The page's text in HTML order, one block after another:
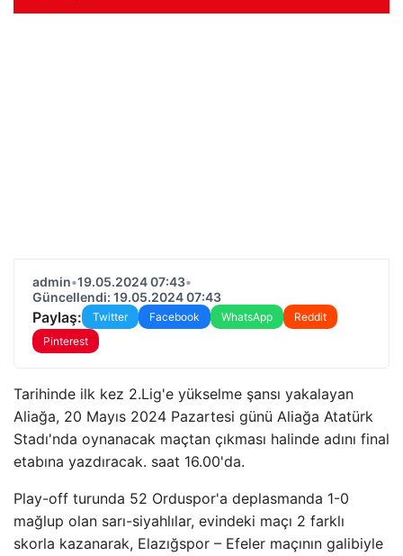
admin•19.05.2024 07:43•
Güncellendi: 19.05.2024 07:43
Paylaş: Twitter Facebook WhatsApp
Reddit
Pinterest
Tarihinde ilk kez 2.Lig'e yükselme şansı yakalayan
Aliağa, 20 Mayıs 2024 Pazartesi günü Aliağa Atatürk
Stadı'nda oynanacak maçtan çıkması halinde adını final
etabına yazdıracak. saat 16.00'da.
Play-off turunda 52 Orduspor'a deplasmanda 1-0
mağlup olan sarı-siyahlılar, evindeki maçı 2 farklı
skorla kazanarak, Elazığspor – Efeler maçının galibiyle